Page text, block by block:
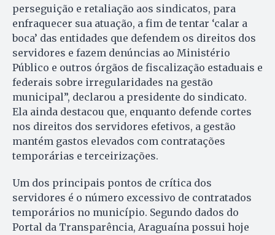
perseguição e retaliação aos sindicatos, para
enfraquecer sua atuação, a fim de tentar ‘calar a
boca’ das entidades que defendem os direitos dos
servidores e fazem denúncias ao Ministério
Público e outros órgãos de fiscalização estaduais e
federais sobre irregularidades na gestão
municipal”, declarou a presidente do sindicato.
Ela ainda destacou que, enquanto defende cortes
nos direitos dos servidores efetivos, a gestão
mantém gastos elevados com contratações
temporárias e terceirizações.
Um dos principais pontos de crítica dos
servidores é o número excessivo de contratados
temporários no município. Segundo dados do
Portal da Transparência, Araguaína possui hoje